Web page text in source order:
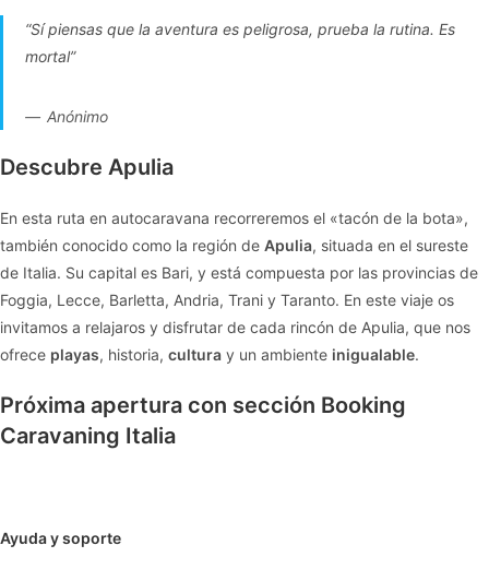
“Sí piensas que la aventura es peligrosa, prueba la rutina. Es
mortal”
Anónimo
Descubre Apulia
En esta ruta en autocaravana recorreremos el «tacón de la bota»,
también conocido como la región de Apulia, situada en el sureste
de Italia. Su capital es Bari, y está compuesta por las provincias de
Foggia, Lecce, Barletta, Andria, Trani y Taranto. En este viaje os
invitamos a relajaros y disfrutar de cada rincón de Apulia, que nos
ofrece playas, historia, cultura y un ambiente inigualable.
Próxima apertura con sección Booking
Caravaning Italia
Ayuda y soporte